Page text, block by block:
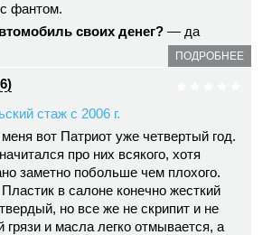
фантом.
своих денег? — да
ПОДРОБНЕЕ
стаж с 2006 г.
вот Патриот уже четвертый год.
про них всякого, хотя
заметно побольше чем плохого.
в салоне конечно жесткий
но все же не скрипит и не
грязи и масла легко отмывается, а